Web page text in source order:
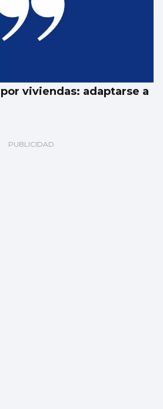
viviendas: adaptarse a